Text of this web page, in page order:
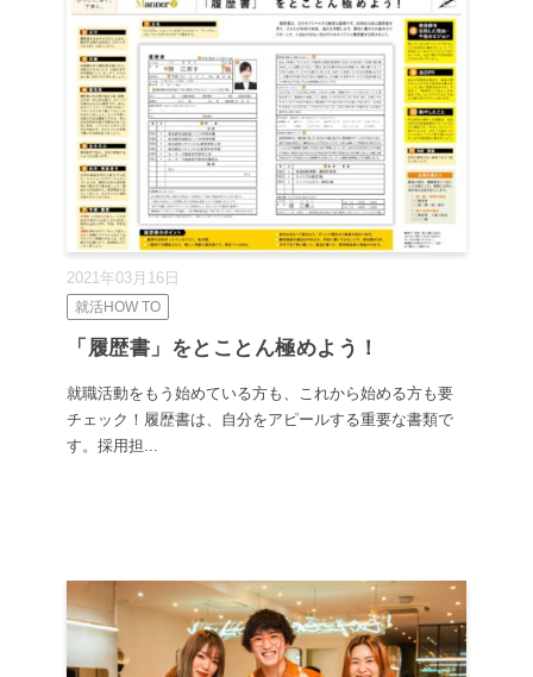
2021年03月16日
就活HOW TO
「履歴書」をとことん極めよう！
就職活動をもう始めている方も、これから始める方も要
チェック！履歴書は、自分をアピールする重要な書類で
す。採用担...